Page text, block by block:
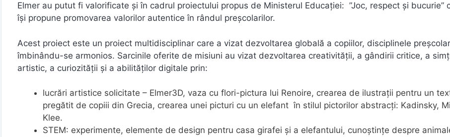
Elmer au putut fi valorificate și în cadrul proiectului propus de Ministerul Educației: ”Joc, respect și bucurie”
își propune promovarea valorilor autentice în rândul preșcolarilor.
Acest proiect este un proiect multidisciplinar care a vizat dezvoltarea globală a copiilor, disciplinele
îmbinându-se armonios. Sarcinile oferite de misiuni au vizat dezvoltarea creativității, a gândirii critice, a
artistic, a curiozității și a abilităților digitale prin:
lucrări artistice solicitate – Elmer3D, vaza cu flori-pictura lui Renoire, crearea de ilustrații pentru un
pregătit de copiii din Grecia, crearea unei picturi cu un elefant în stilul pictorilor abstracți: Kadinsky,
Klee.
STEM: experimente, elemente de design pentru casa girafei și a elefantului, cunoștințe despre